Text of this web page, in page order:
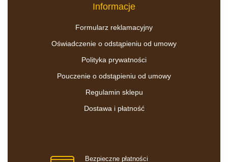
Informacje
Formularz reklamacyjny
Oświadczenie o odstąpieniu od umowy
Polityka prywatności
Pouczenie o odstąpieniu od umowy
Regulamin sklepu
Dostawa i płatność
Bezpieczne płatności